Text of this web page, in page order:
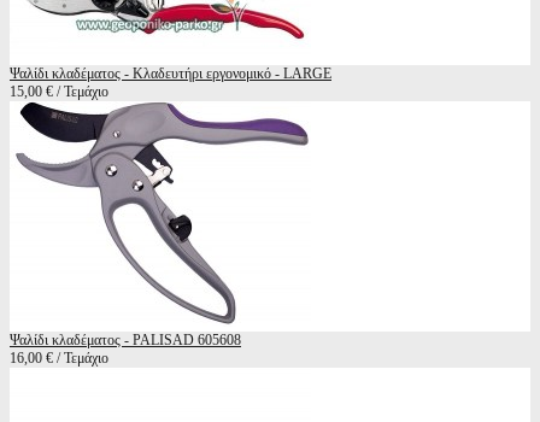
Ψαλίδι κλαδέματος - Κλαδευτήρι εργονομικό - LARGE
15,00 € / Τεμάχιο
Ψαλίδι κλαδέματος - PALISAD 605608
16,00 € / Τεμάχιο